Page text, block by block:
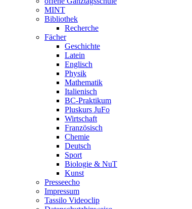
MINT
Bibliothek
Recherche
Fächer
Geschichte
Latein
Englisch
Physik
Mathematik
Italienisch
BC-Praktikum
Pluskurs JuFo
Wirtschaft
Französisch
Chemie
Deutsch
Sport
Biologie & NuT
Kunst
Presseecho
Impressum
Tassilo Videoclip